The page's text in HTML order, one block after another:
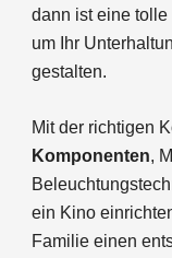
dann ist eine tolle
um Ihr
gestalten.
Mit der richtigen
Komponenten,
ein Kino
Familie einen